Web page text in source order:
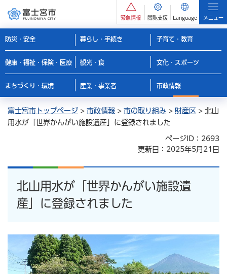
緊急情報 閲覧支援 Language メニュー
防災・安全 暮らし・手続き 子育て・教育
健康・福祉・保険・医療 観光・食 文化・スポーツ
まちづくり・環境 産業・事業者 市政情報
富士宮市トップページ > 市政情報 > 市の取り組み > 財産区 > 北山
用水が「世界かんがい施設遺産」に登録されました
ページID：2693
更新日：2025年5月21日
北山用水が「世界かんがい施設遺
産」に登録されました